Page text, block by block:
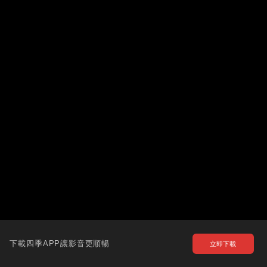
下載四季APP讓影音更順暢 立即下載